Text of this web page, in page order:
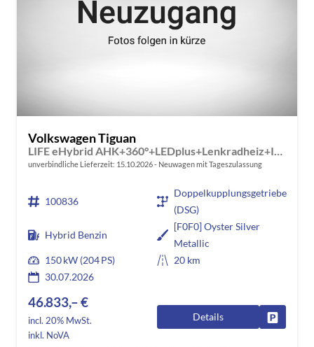
Volkswagen Tiguan
LIFE eHybrid AHK+360°+LEDplus+Lenkradheiz+IQ.Drive+ACC+AppConnect+eHeck
unverbindliche Lieferzeit: 15.10.2026 Neuwagen mit Tageszulassung
100836
Doppelkupplungsgetriebe
(DSG)
Hybrid Benzin
[F0F0] Oyster Silver
Metallic
150 kW (204 PS)
20 km
30.07.2026
46.833,– €
incl. 20% MwSt.
inkl. NoVA
Details